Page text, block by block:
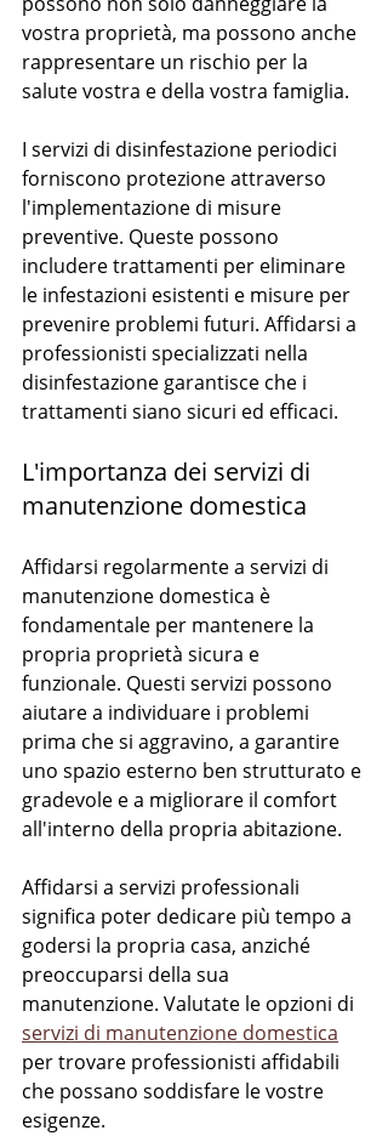
vostra proprietà, ma possono anche
rappresentare un rischio per la
salute vostra e della vostra famiglia.
I servizi di disinfestazione periodici
forniscono protezione attraverso
l'implementazione di misure
preventive. Queste possono
includere trattamenti per eliminare
le infestazioni esistenti e misure per
prevenire problemi futuri. Affidarsi a
professionisti specializzati nella
disinfestazione garantisce che i
trattamenti siano sicuri ed efficaci.
L'importanza dei servizi di
manutenzione domestica
Affidarsi regolarmente a servizi di
manutenzione domestica è
fondamentale per mantenere la
propria proprietà sicura e
funzionale. Questi servizi possono
aiutare a individuare i problemi
prima che si aggravino, a garantire
uno spazio esterno ben strutturato e
gradevole e a migliorare il comfort
all'interno della propria abitazione.
Affidarsi a servizi professionali
significa poter dedicare più tempo a
godersi la propria casa, anziché
preoccuparsi della sua
manutenzione. Valutate le opzioni di
servizi di manutenzione domestica
per trovare professionisti affidabili
che possano soddisfare le vostre
esigenze.